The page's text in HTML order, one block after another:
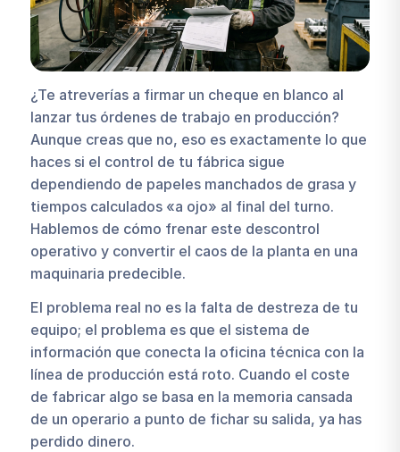
¿Te atreverías a firmar un cheque en blanco al
lanzar tus órdenes de trabajo en producción?
Aunque creas que no, eso es exactamente lo que
haces si el control de tu fábrica sigue
dependiendo de papeles manchados de grasa y
tiempos calculados «a ojo» al final del turno.
Hablemos de cómo frenar este descontrol
operativo y convertir el caos de la planta en una
maquinaria predecible.
El problema real no es la falta de destreza de tu
equipo; el problema es que el sistema de
información que conecta la oficina técnica con la
línea de producción está roto. Cuando el coste
de fabricar algo se basa en la memoria cansada
de un operario a punto de fichar su salida, ya has
perdido dinero.